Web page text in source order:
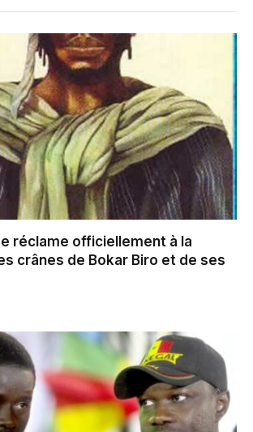
réclame officiellement à la
crânes de Bokar Biro et de ses